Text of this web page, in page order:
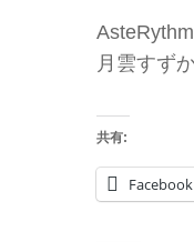
月雲すず
共有:
Facebook